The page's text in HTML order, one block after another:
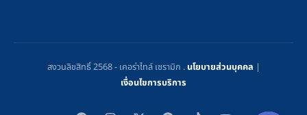
สงวนลิขสิทธิ์ 2568 - เคอร่าไทล์ เซรามิก .นโยบายส่วนบุคคล |
เงื่อนไขการบริการ